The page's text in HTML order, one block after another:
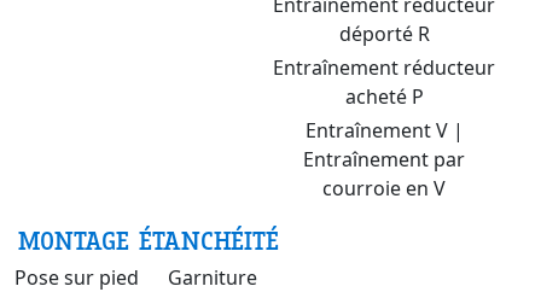
déporté R
Entraînement réducteur
acheté P
Entraînement V |
Entraînement par
courroie en V
MONTAGE
Pose sur pied
ÉTANCHÉITÉ
Garniture